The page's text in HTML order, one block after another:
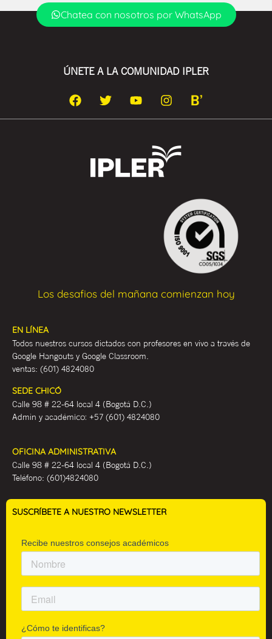
Chatea con nosotros por WhatsApp
ÚNETE A LA COMUNIDAD IPLER
Los desafios del mañana comienzan hoy
EN LÍNEA
Todos nuestros cursos dictados con profesores en vivo a través de
Google Hangouts y Google Classroom.
ventas: (601) 4824080
SEDE CHICÓ
Calle 98 # 22-64 local 4 (Bogotá D.C.)
Admin y académico: +57 (601) 4824080
OFICINA ADMINISTRATIVA
Calle 98 # 22-64 local 4 (Bogotá D.C.)
Teléfono: (601)4824080
SUSCRÍBETE A NUESTRO NEWSLETTER